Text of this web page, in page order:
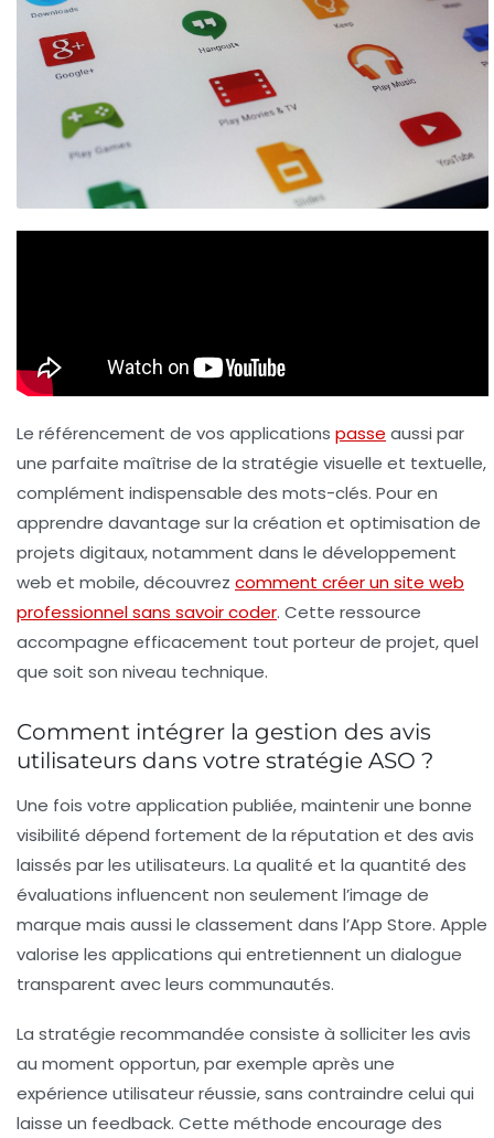
Le référencement de vos applications passe aussi par
une parfaite maîtrise de la stratégie visuelle et textuelle,
complément indispensable des mots-clés. Pour en
apprendre davantage sur la création et optimisation de
projets digitaux, notamment dans le développement
web et mobile, découvrez comment créer un site web
professionnel sans savoir coder. Cette ressource
accompagne efficacement tout porteur de projet, quel
que soit son niveau technique.
Comment intégrer la gestion des avis
utilisateurs dans votre stratégie ASO ?
Une fois votre application publiée, maintenir une bonne
visibilité dépend fortement de la réputation et des avis
laissés par les utilisateurs. La qualité et la quantité des
évaluations influencent non seulement l’image de
marque mais aussi le classement dans l’App Store. Apple
valorise les applications qui entretiennent un dialogue
transparent avec leurs communautés.
La stratégie recommandée consiste à solliciter les avis
au moment opportun, par exemple après une
expérience utilisateur réussie, sans contraindre celui qui
laisse un feedback. Cette méthode encourage des